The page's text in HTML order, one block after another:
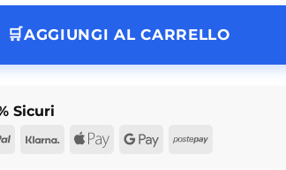
AGGIUNGI AL CARRELLO
Sicuri
PayPalKlarna Apple GooglePostepay